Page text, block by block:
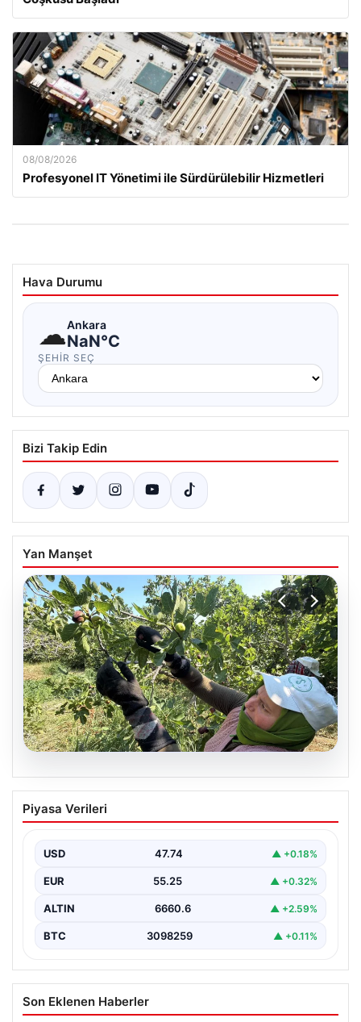
08/08/2026
Profesyonel IT Yönetimi ile Sürdürülebilir Hizmetleri
Hava Durumu
☁Ankara
NaN°C
ŞEHIR SEÇ
Bizi Takip Edin
Yan Manşet
08.08.2026
Havran’ın Coğrafi İşaretli Siyah
İncirinde Hasat Coşkusu Başladı
almış siyah incirlerin hasat dönemi resmi olarak…
Piyasa Verileri
USD 47.74 ▲ +0.18%
EUR 55.25 ▲ +0.32%
ALTIN 6660.6 ▲ +2.59%
BTC 3098259 ▲ +0.11%
Son Eklenen Haberler